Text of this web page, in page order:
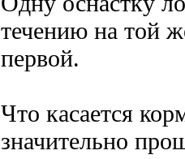
течению на той
первой.
Что касается
значительно